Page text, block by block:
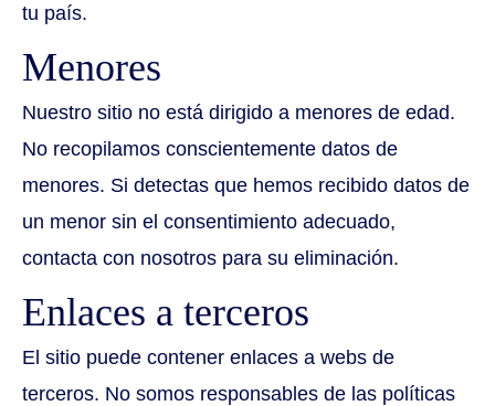
tu país.
Menores
Nuestro sitio no está dirigido a menores de edad.
No recopilamos conscientemente datos de
menores. Si detectas que hemos recibido datos de
un menor sin el consentimiento adecuado,
contacta con nosotros para su eliminación.
Enlaces a terceros
El sitio puede contener enlaces a webs de
terceros. No somos responsables de las políticas